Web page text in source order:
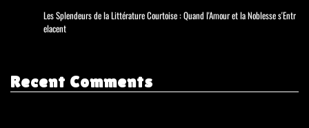
Les Splendeurs de la Littérature Courtoise : Quand l'Amour et la Noblesse s'Entr
elacent
Recent Comments